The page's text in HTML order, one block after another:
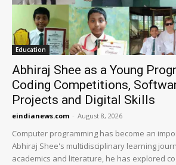
Education
Abhiraj Shee as a Young
Coding Competitions,
Projects and Digital Skills
eindianews.com - August 8, 2026
Computer programming has become an
Abhiraj Shee's multidisciplinary learning
academics and literature, he has explored